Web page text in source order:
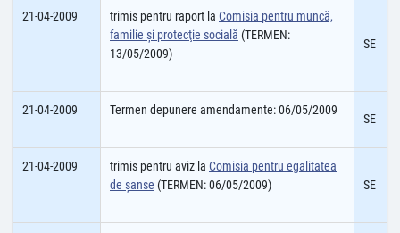
21-04-2009 trimis pentru raport la Comisia pentru muncă,
familie şi protecţie socială (TERMEN:
13/05/2009)
SE
21-04-2009 Termen depunere amendamente: 06/05/2009
SE
21-04-2009 trimis pentru aviz la Comisia pentru egalitatea
de şanse (TERMEN: 06/05/2009) SE